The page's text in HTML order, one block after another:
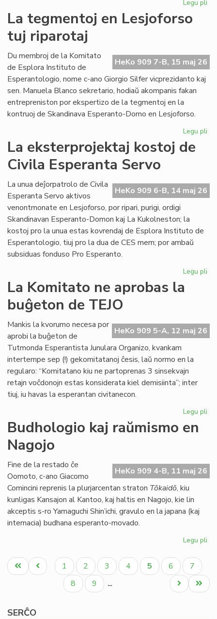
Legu pli
de
La tegmentoj en Lesjoforso
tuj riparotaj
HeKo 909 7-B, 15 maj 26
Du membroj de la Komitato
de Esplora Instituto de
Esperantologio, nome c-ano Giorgio Silfer vicprezidanto kaj
sen. Manuela Blanco sekretario, hodiaŭ akompanis fakan
entrepreniston por ekspertizo de la tegmentoj en la
kontruoj de Skandinava Esperanto-Domo en Lesjoforso.
Legu pli
tuj
La eksterprojektaj kostoj de
Civila Esperanta Servo
HeKo 909 6-B, 14 maj 26
La unua deĵorpatrolo de Civila
Esperanta Servo aktivos
venontmonate en Lesjoforso, por ripari, purigi, ordigi
Skandinavan Esperanto-Domon kaj La Kukolneston; la
kostoj pro la unua estas kovrendaj de Esplora Instituto de
Esperantologio, tiuj pro la dua de CES mem; por ambaŭ
subsiduas fonduso Pro Esperanto.
Legu pli
La Komitato ne aprobas la
buĝeton de TEJO
HeKo 909 5-A, 12 maj 26
Mankis la kvorumo necesa por
aprobi la buĝeton de
Tutmonda Esperantista Junulara Organizo, kvankam
intertempe sep (!) gekomitatanoj ĉesis, laŭ normo en la
regularo: “Komitatano kiu ne partoprenas 3 sinsekvajn
retajn voĉdonojn estas konsiderata kiel demisiinta”; inter
tiuj, iu havas la esperantan civitanecon.
Legu pli
la
Budhologio kaj raŭmismo en
Nagojo
HeKo 909 4-B, 11 maj 26
Fine de la restado ĉe
Oomoto, c-ano Giacomo
Comincini reprenis la plurjarcentan straton Tōkaidō, kiu
kunligas Kansajon al Kantoo, kaj haltis en Nagojo, kie lin
akceptis s-ro Yamaguchi Shin’ichi, gravulo en la japana (kaj
internacia) budhana esperanto-movado.
Legu pli
en
Pagination
Unua
paĝo
Antaŭa
paĝo
Paĝo
1 Paĝo
2 Paĝo
3 Paĝo
4
Aktuala
paĝo
5 Paĝo
6 Paĝo
7
Paĝo
8 Paĝo
9 …
Last
page
Next
page
SERĈO